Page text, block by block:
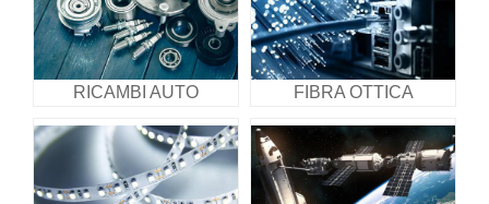
RICAMBI AUTO FIBRA OTTICA